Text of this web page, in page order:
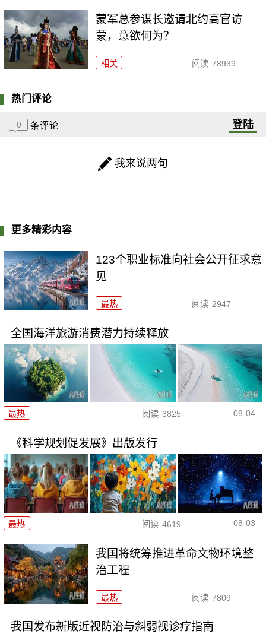
​蒙军总参谋长邀请北约高官访
蒙，意欲何为？
相关 阅读 78939
热门评论
0 条评论 登陆
我来说两句
更多精彩内容
123个职业标准向社会公开征求意
见
最热 阅读 2947
全国海洋旅游消费潜力持续释放
最热 阅读 3825 08-04
《科学规划促发展》出版发行
最热 阅读 4619 08-03
我国将统筹推进革命文物环境整
治工程
最热 阅读 7809
我国发布新版近视防治与斜弱视诊疗指南